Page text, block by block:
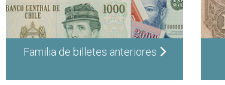
Familia de billetes anteriores